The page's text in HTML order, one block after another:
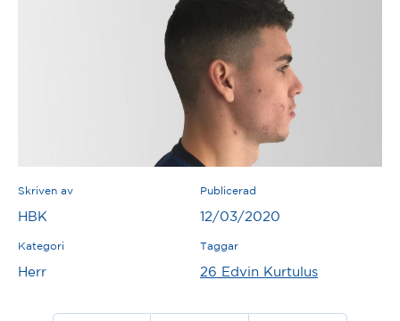
Skriven av
HBK
Publicerad
12/03/2020
Kategori
Herr
Taggar
26 Edvin Kurtulus